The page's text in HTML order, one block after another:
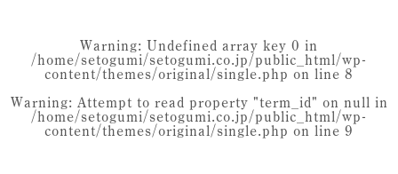
Warning: Undefined array key 0 in
/home/setogumi/setogumi.co.jp/public_html/wp-
content/themes/original/single.php on line 8
Warning: Attempt to read property "term_id" on null in
/home/setogumi/setogumi.co.jp/public_html/wp-
content/themes/original/single.php on line 9